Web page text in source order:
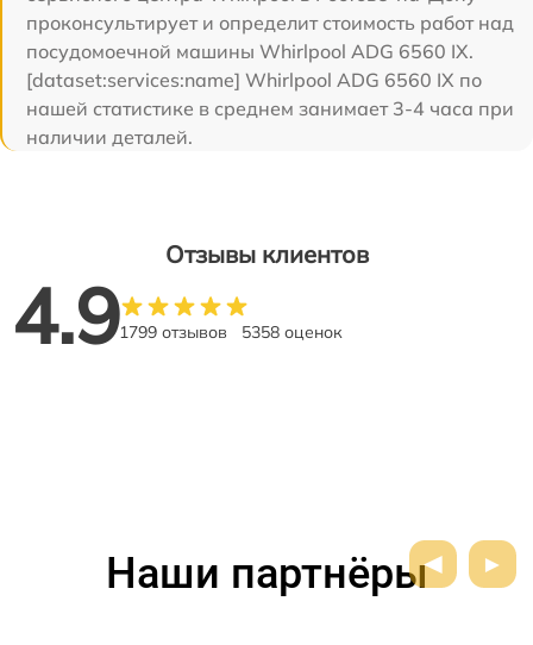
проконсультирует и определит стоимость работ над
посудомоечной машины Whirlpool ADG 6560 IX.
[dataset:services:name] Whirlpool ADG 6560 IX по
нашей статистике в среднем занимает 3-4 часа при
наличии деталей.
Отзывы клиентов
4.91799 отзывов 5358 оценок
Наши партнёры